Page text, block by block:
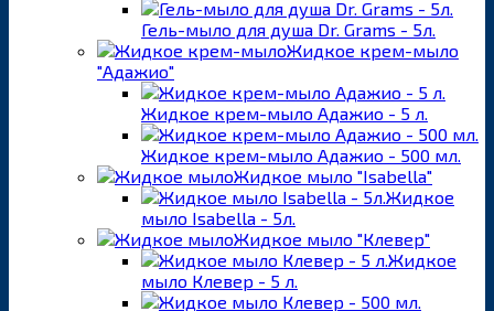
Гель-мыло для душа Dr. Grams - 5л.
Жидкое крем-мыло
"Адажио"
Жидкое крем-мыло Адажио - 5 л.
Жидкое крем-мыло Адажио - 500 мл.
Жидкое мыло "Isabella"
Жидкое
мыло Isabella - 5л.
Жидкое мыло "Клевер"
Жидкое
мыло Клевер - 5 л.